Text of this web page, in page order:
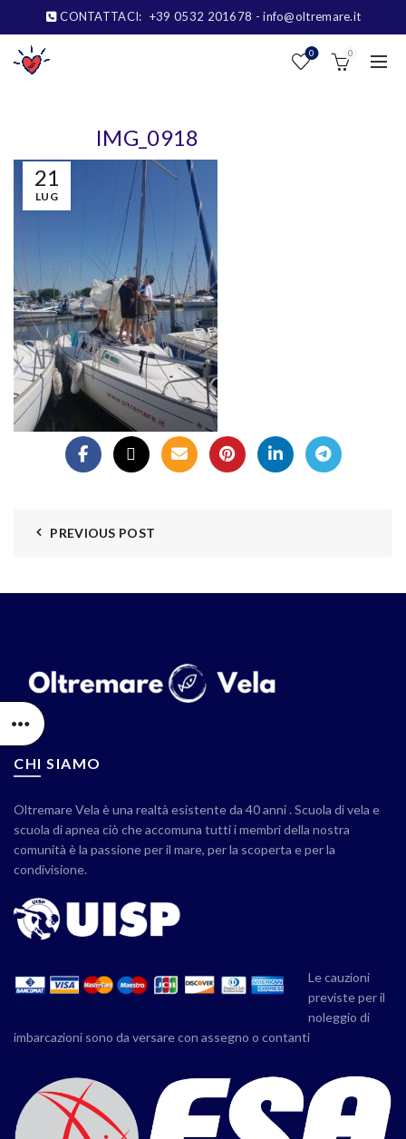
CONTATTACI: +39 0532 201678 - info@oltremare.it
0 0
21
LUG
IMG_0918
PREVIOUS POST
CHI SIAMO
Oltremare Vela è una realtà esistente da 40 anni . Scuola di vela e
scuola di apnea ciò che accomuna tutti i membri della nostra
comunità è la passione per il mare, per la scoperta e per la
condivisione.
Le cauzioni
previste per il
noleggio di
imbarcazioni sono da versare con assegno o contanti